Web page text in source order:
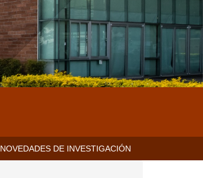
NOVEDADES DE INVESTIGACIÓN